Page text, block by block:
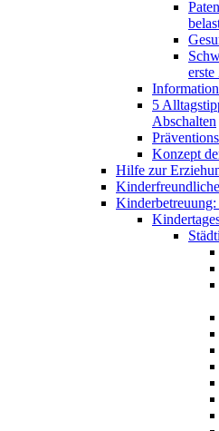
erste
5
Abschalten
Konzept
Hilfe zur